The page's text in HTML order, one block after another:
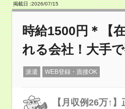
掲載日 :2026/07/15
時給1500円＊【
れる会社！大手
派遣 WEB登録・面接OK
【月収例26万↑